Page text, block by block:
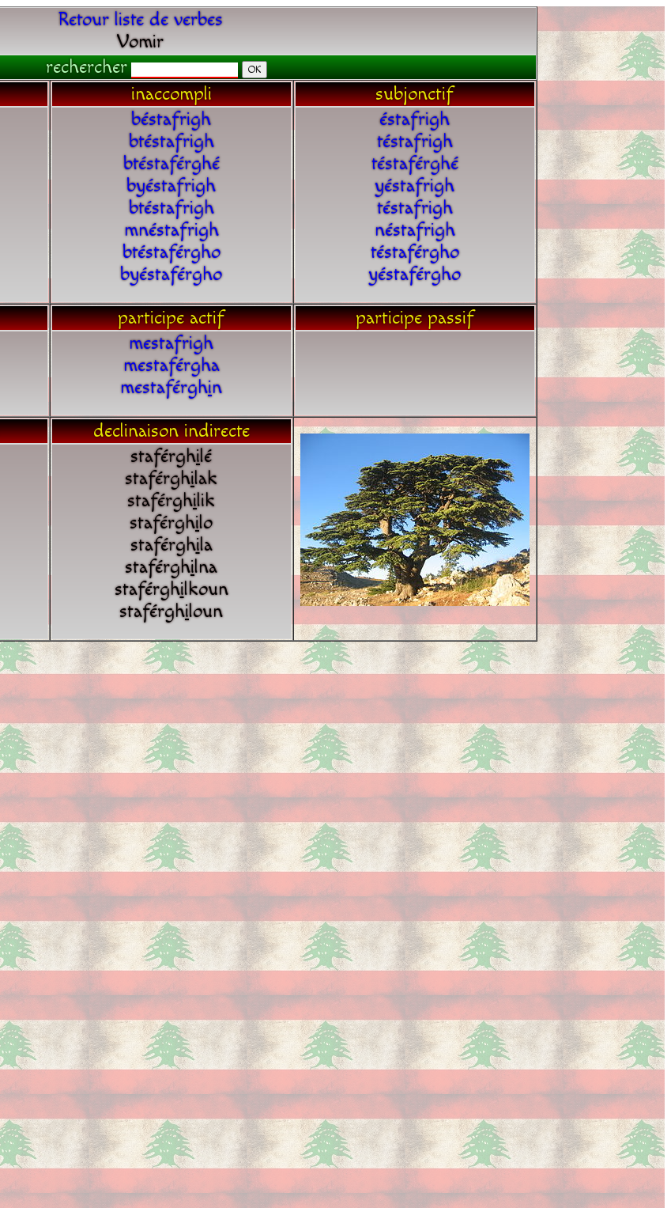
Retour liste de verbes
Vomir
rechercher
inaccompli
béstafrigh
btéstafrigh
btéstaférghé
byéstafrigh
btéstafrigh
mnéstafrigh
btéstaférgho
byéstaférgho
subjonctif
éstafrigh
téstafrigh
téstaférghé
yéstafrigh
téstafrigh
néstafrigh
téstaférgho
yéstaférgho
participe actif
mestafrigh
mestaférgha
mestaférghin
participe passif
declinaison indirecte
staférghilé
staférghilak
staférghilik
staférghilo
staférghila
staférghilna
staférghilkoun
staférghiloun